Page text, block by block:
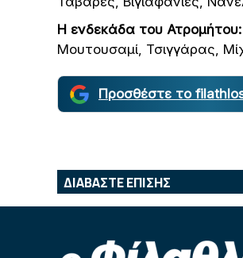
Η ενδεκάδα του Ατρομήτου:
Μουτουσαμί, Τσιγγάρας,
Προσθέστε το
ΔΙΑΒΑΣΤΕ ΕΠΙΣΗΣ